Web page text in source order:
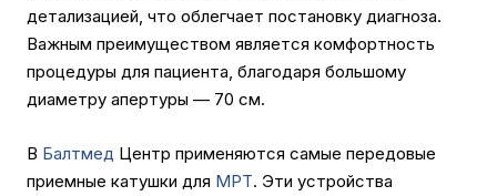
детализацией, что облегчает постановку диагноза.
Важным преимуществом является комфортность
процедуры для пациента, благодаря большому
диаметру апертуры — 70 см.
В Балтмед Центр применяются самые передовые
приемные катушки для МРТ. Эти устройства